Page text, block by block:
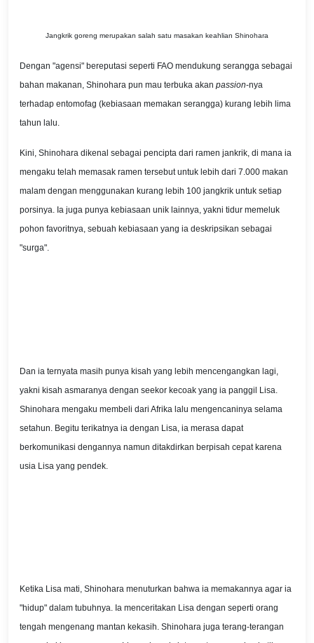
Jangkrik goreng merupakan salah satu masakan keahlian Shinohara
Dengan "agensi" bereputasi seperti FAO mendukung serangga sebagai
bahan makanan, Shinohara pun mau terbuka akan passion-nya
terhadap entomofag (kebiasaan memakan serangga) kurang lebih lima
tahun lalu.
Kini, Shinohara dikenal sebagai pencipta dari ramen jankrik, di mana ia
mengaku telah memasak ramen tersebut untuk lebih dari 7.000 makan
malam dengan menggunakan kurang lebih 100 jangkrik untuk setiap
porsinya. Ia juga punya kebiasaan unik lainnya, yakni tidur memeluk
pohon favoritnya, sebuah kebiasaan yang ia deskripsikan sebagai
"surga".
Dan ia ternyata masih punya kisah yang lebih mencengangkan lagi,
yakni kisah asmaranya dengan seekor kecoak yang ia panggil Lisa.
Shinohara mengaku membeli dari Afrika lalu mengencaninya selama
setahun. Begitu terikatnya ia dengan Lisa, ia merasa dapat
berkomunikasi dengannya namun ditakdirkan berpisah cepat karena
usia Lisa yang pendek.
Ketika Lisa mati, Shinohara menuturkan bahwa ia memakannya agar ia
"hidup" dalam tubuhnya. Ia menceritakan Lisa dengan seperti orang
tengah mengenang mantan kekasih. Shinohara juga terang-terangan